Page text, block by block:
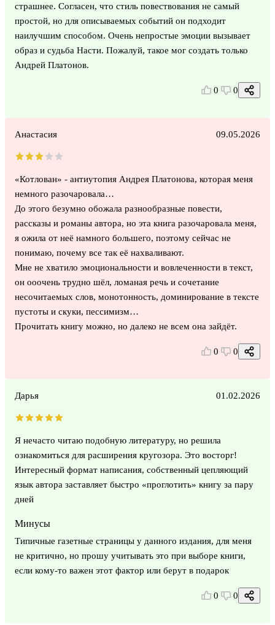
страшнее. Согласен, что стиль повествования не самый
простой, но для описываемых событий он подходит
наилучшим способом. Очень непростые эмоции вызывает
образ и судьба Насти. Пожалуй, такое мог создать только
Андрей Платонов.
0 0
Анастасия 09.05.2026
«Котлован» - антиутопия Андрея Платонова, которая меня
немного разочаровала…
До этого безумно обожала разнообразные повести,
рассказы и романы автора, но эта книга разочаровала меня,
я ожила от неё намного большего, поэтому сейчас не
понимаю, почему все так её нахваливают.
Мне не хватило эмоциональности и вовлеченности в текст,
он ооочень трудно шёл, ломаная речь и сочетание
несочитаемых слов, монотонность, доминирование в тексте
пустоты и скуки, пессимизм…
Прочитать книгу можно, но далеко не всем она зайдёт.
0 0
Дарья 01.02.2026
Я нечасто читаю подобную литературу, но решила
ознакомиться для расширения кругозора. Это восторг!
Интересный формат написания, собственный цепляющий
язык автора заставляет быстро «проглотить» книгу за пару
дней
Минусы
Типичные газетные страницы у данного издания, для меня
не критично, но прошу учитывать это при выборе книги,
если кому-то важен этот фактор или берут в подарок
0 0